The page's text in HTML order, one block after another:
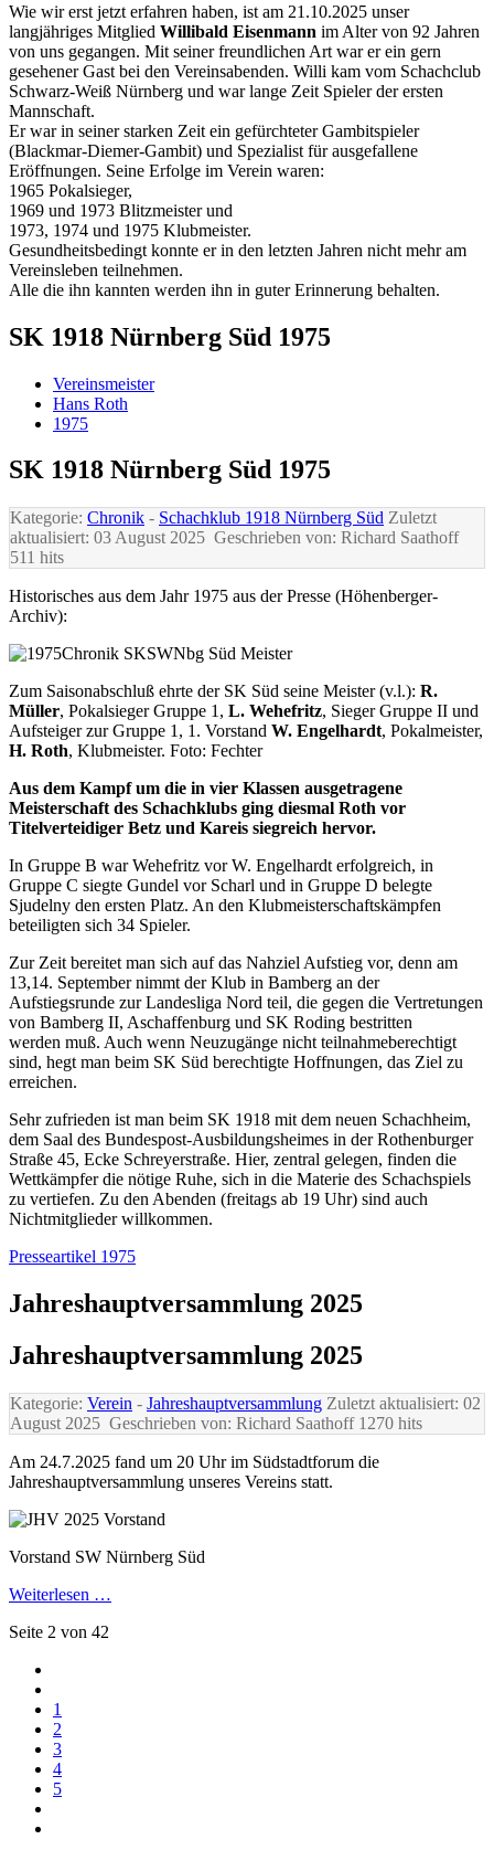
Wie wir erst jetzt erfahren haben, ist am 21.10.2025 unser
langjähriges Mitglied Willibald Eisenmann im Alter von 92 Jahren
von uns gegangen. Mit seiner freundlichen Art war er ein gern
gesehener Gast bei den Vereinsabenden. Willi kam vom Schachclub
Schwarz-Weiß Nürnberg und war lange Zeit Spieler der ersten
Mannschaft.
Er war in seiner starken Zeit ein gefürchteter Gambitspieler
(Blackmar-Diemer-Gambit) und Spezialist für ausgefallene
Eröffnungen. Seine Erfolge im Verein waren:
1965 Pokalsieger,
1969 und 1973 Blitzmeister und
1973, 1974 und 1975 Klubmeister.
Gesundheitsbedingt konnte er in den letzten Jahren nicht mehr am
Vereinsleben teilnehmen.
Alle die ihn kannten werden ihn in guter Erinnerung behalten.
SK 1918 Nürnberg Süd 1975
Vereinsmeister
Hans Roth
1975
SK 1918 Nürnberg Süd 1975
Kategorie: Chronik - Schachklub 1918 Nürnberg Süd Zuletzt
aktualisiert: 03 August 2025 Geschrieben von: Richard Saathoff
511 hits
Historisches aus dem Jahr 1975 aus der Presse (Höhenberger-
Archiv):
Zum Saisonabschluß ehrte der SK Süd seine Meister (v.l.): R.
Müller, Pokalsieger Gruppe 1, L. Wehefritz, Sieger Gruppe II und
Aufsteiger zur Gruppe 1, 1. Vorstand W. Engelhardt, Pokalmeister,
H. Roth, Klubmeister. Foto: Fechter
Aus dem Kampf um die in vier Klassen ausgetragene
Meisterschaft des Schachklubs ging diesmal Roth vor
Titelverteidiger Betz und Kareis siegreich hervor.
In Gruppe B war Wehefritz vor W. Engelhardt erfolgreich, in
Gruppe C siegte Gundel vor Scharl und in Gruppe D belegte
Sjudelny den ersten Platz. An den Klubmeisterschaftskämpfen
beteiligten sich 34 Spieler.
Zur Zeit bereitet man sich auf das Nahziel Aufstieg vor, denn am
13,14. September nimmt der Klub in Bamberg an der
Aufstiegsrunde zur Landesliga Nord teil, die gegen die Vertretungen
von Bamberg II, Aschaffenburg und SK Roding bestritten
werden muß. Auch wenn Neuzugänge nicht teilnahmeberechtigt
sind, hegt man beim SK Süd berechtigte Hoffnungen, das Ziel zu
erreichen.
Sehr zufrieden ist man beim SK 1918 mit dem neuen Schachheim,
dem Saal des Bundespost-Ausbildungsheimes in der Rothenburger
Straße 45, Ecke Schreyerstraße. Hier, zentral gelegen, finden die
Wettkämpfer die nötige Ruhe, sich in die Materie des Schachspiels
zu vertiefen. Zu den Abenden (freitags ab 19 Uhr) sind auch
Nichtmitglieder willkommen.
Presseartikel 1975
Jahreshauptversammlung 2025
Jahreshauptversammlung 2025
Kategorie: Verein - Jahreshauptversammlung Zuletzt aktualisiert: 02
August 2025 Geschrieben von: Richard Saathoff1270 hits
Am 24.7.2025 fand um 20 Uhr im Südstadtforum die
Jahreshauptversammlung unseres Vereins statt.
Vorstand SW Nürnberg Süd
Weiterlesen …
Seite 2 von 42
1
2
3
4
5